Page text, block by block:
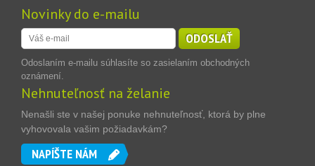
Novinky do e-mailu
ODOSLAŤ
Odoslaním e-mailu súhlasíte so zasielaním obchodných
oznámení.
Nehnuteľnosť na želanie
Nenašli ste v našej ponuke nehnuteľnosť, ktorá by plne
vyhovovala vašim požiadavkám?
NAPÍŠTE NÁM